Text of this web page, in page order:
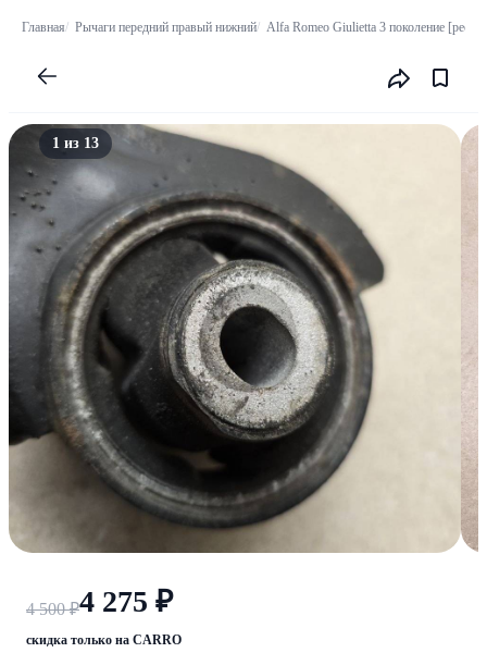
Главная Рычаги передний правый нижний Alfa Romeo Giulietta 3 поколение
1 из 13
4 500 ₽4 275 ₽
скидка только на CARRO